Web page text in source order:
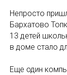
Непросто
Бархатово
13 детей
в доме стало
Еще один